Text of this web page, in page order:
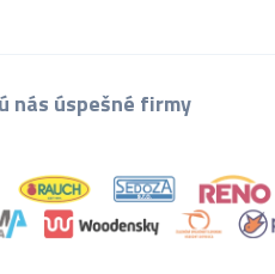
nás úspešné firmy